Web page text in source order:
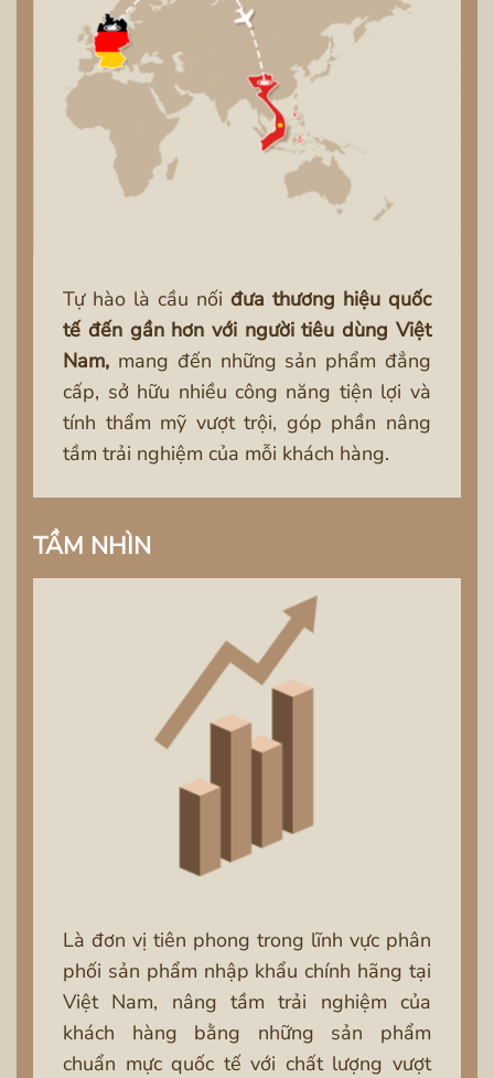
Tự hào là cầu nối đưa thương hiệu quốc
tế đến gần hơn với người tiêu dùng Việt
Nam, mang đến những sản phẩm đẳng
cấp, sở hữu nhiều công năng tiện lợi và
tính thẩm mỹ vượt trội, góp phần nâng
tầm trải nghiệm của mỗi khách hàng.
TẦM NHÌN
Là đơn vị tiên phong trong lĩnh vực phân
phối sản phẩm nhập khẩu chính hãng tại
Việt Nam, nâng tầm trải nghiệm của
khách hàng bằng những sản phẩm
chuẩn mực quốc tế với chất lượng vượt